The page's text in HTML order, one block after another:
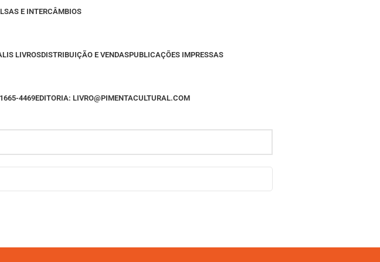
E INTERCÂMBIOS
LIVROSDISTRIBUIÇÃO E VENDASPUBLICAÇÕES IMPRESSAS
4469EDITORIA: LIVRO@PIMENTACULTURAL.COM